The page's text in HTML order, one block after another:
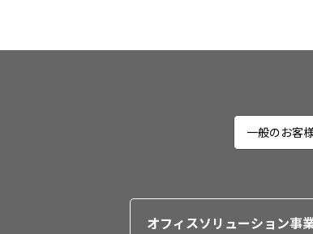
一般のお客
オフィスソリューション事